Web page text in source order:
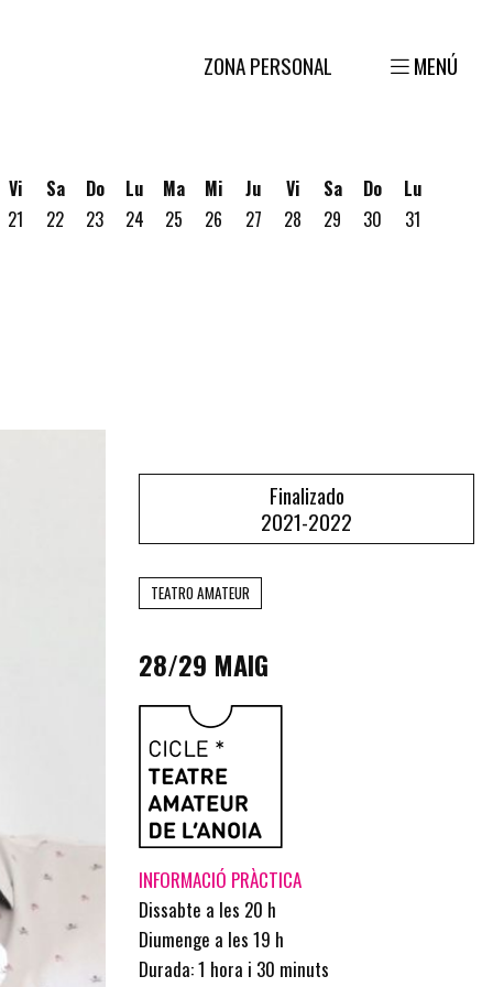
ZONA PERSONAL MENÚ
Vi
21
Sa
22
Do
23
Lu
24
Ma
25
Mi
26
Ju
27
Vi
28
Sa
29
Do
30
Lu
31
Finalizado
2021-2022
TEATRO AMATEUR
28/29 MAIG
INFORMACIÓ PRÀCTICA
Dissabte a les 20 h
Diumenge a les 19 h
Durada: 1 hora i 30 minuts